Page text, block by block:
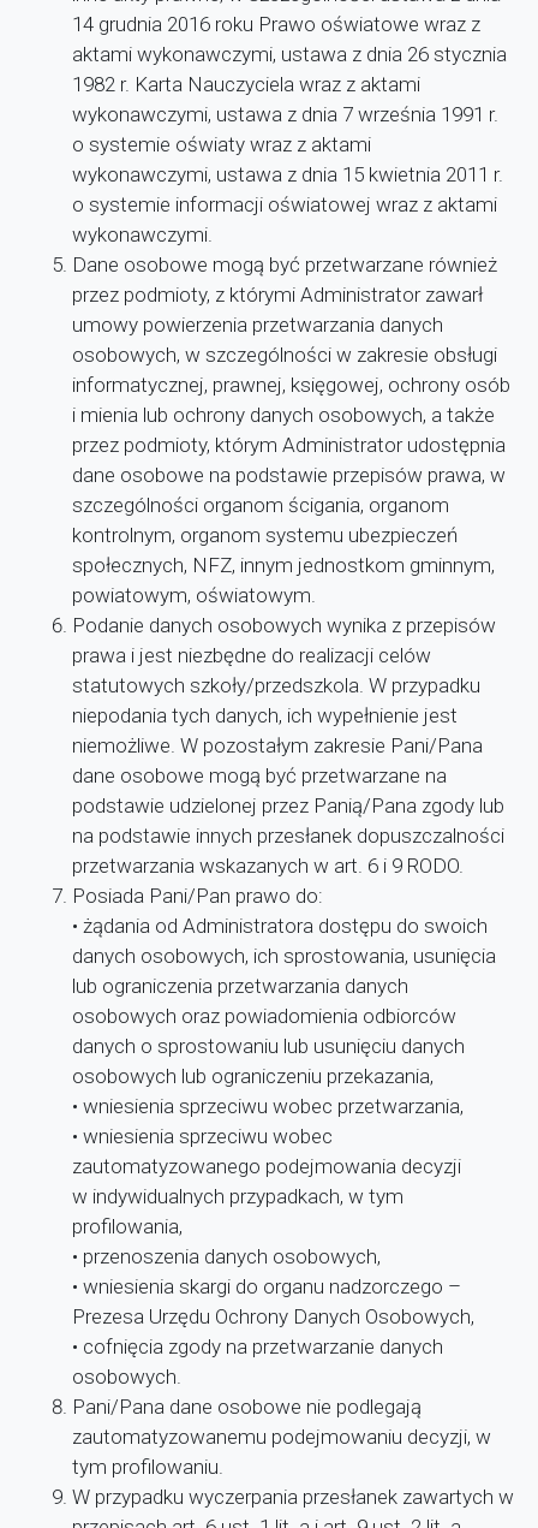
14 grudnia 2016 roku Prawo oświatowe wraz z
aktami wykonawczymi, ustawa z dnia 26 stycznia
1982 r. Karta Nauczyciela wraz z aktami
wykonawczymi, ustawa z dnia 7 września 1991 r.
o systemie oświaty wraz z aktami
wykonawczymi, ustawa z dnia 15 kwietnia 2011 r.
o systemie informacji oświatowej wraz z aktami
wykonawczymi.
Dane osobowe mogą być przetwarzane również
przez podmioty, z którymi Administrator zawarł
umowy powierzenia przetwarzania danych
osobowych, w szczególności w zakresie obsługi
informatycznej, prawnej, księgowej, ochrony osób
i mienia lub ochrony danych osobowych, a także
przez podmioty, którym Administrator udostępnia
dane osobowe na podstawie przepisów prawa, w
szczególności organom ścigania, organom
kontrolnym, organom systemu ubezpieczeń
społecznych, NFZ, innym jednostkom gminnym,
powiatowym, oświatowym.
Podanie danych osobowych wynika z przepisów
prawa i jest niezbędne do realizacji celów
statutowych szkoły/przedszkola. W przypadku
niepodania tych danych, ich wypełnienie jest
niemożliwe. W pozostałym zakresie Pani/Pana
dane osobowe mogą być przetwarzane na
podstawie udzielonej przez Panią/Pana zgody lub
na podstawie innych przesłanek dopuszczalności
przetwarzania wskazanych w art. 6 i 9 RODO.
Posiada Pani/Pan prawo do:
• żądania od Administratora dostępu do swoich
danych osobowych, ich sprostowania, usunięcia
lub ograniczenia przetwarzania danych
osobowych oraz powiadomienia odbiorców
danych o sprostowaniu lub usunięciu danych
osobowych lub ograniczeniu przekazania,
• wniesienia sprzeciwu wobec przetwarzania,
• wniesienia sprzeciwu wobec
zautomatyzowanego podejmowania decyzji
w indywidualnych przypadkach, w tym
profilowania,
• przenoszenia danych osobowych,
• wniesienia skargi do organu nadzorczego –
Prezesa Urzędu Ochrony Danych Osobowych,
• cofnięcia zgody na przetwarzanie danych
osobowych.
Pani/Pana dane osobowe nie podlegają
zautomatyzowanemu podejmowaniu decyzji, w
tym profilowaniu.
W przypadku wyczerpania przesłanek zawartych w